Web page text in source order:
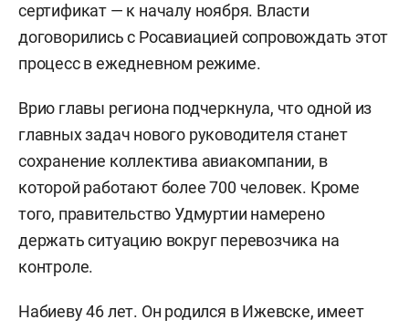
сертификат — к началу ноября. Власти
договорились с Росавиацией сопровождать этот
процесс в ежедневном режиме.
Врио главы региона подчеркнула, что одной из
главных задач нового руководителя станет
сохранение коллектива авиакомпании, в
которой работают более 700 человек. Кроме
того, правительство Удмуртии намерено
держать ситуацию вокруг перевозчика на
контроле.
Набиеву 46 лет. Он родился в Ижевске, имеет